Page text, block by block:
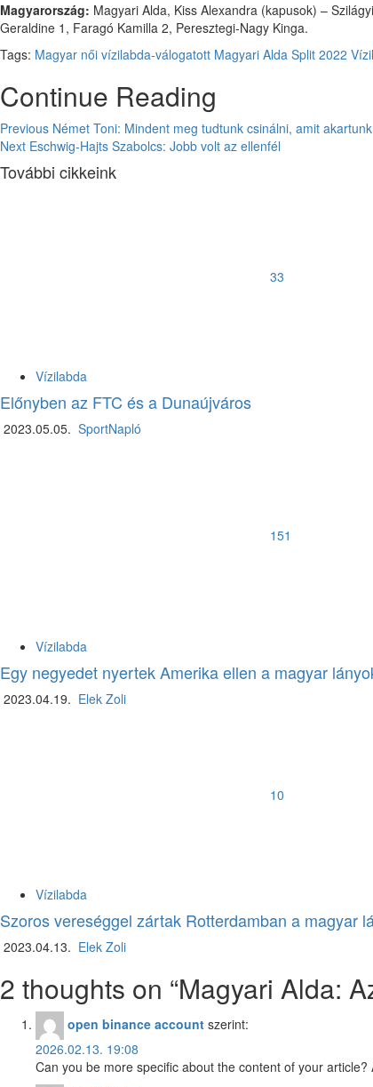
Magyarország: Magyari Alda, Kiss Alexandra (kapusok) –
Geraldine 1, Faragó Kamilla 2, Peresztegi-Nagy Kinga.
Tags: Magyar női vízilabda-válogatott Magyari Alda Split 2022
Continue Reading
Previous Német Toni: Mindent meg tudtunk csinálni, amit akartunk
Next Eschwig-Hajts Szabolcs: Jobb volt az ellenfél
További cikkeink
33
Vízilabda
Előnyben az FTC és a Dunaújváros
2023.05.05. SportNapló
151
Vízilabda
Egy negyedet nyertek Amerika ellen a magyar
2023.04.19. Elek Zoli
10
Vízilabda
Szoros vereséggel zártak Rotterdamban a magyar
2023.04.13. Elek Zoli
2 thoughts on “Magyari Alda:
open binance account szerint:
2026.02.13. 19:08
Can you be more specific about the content of your